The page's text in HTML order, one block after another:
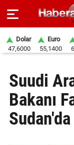
SPOR
YAŞAM
Dolar
47,6000
Euro
55,1400
Suudi
Bakanı
Sudan'da